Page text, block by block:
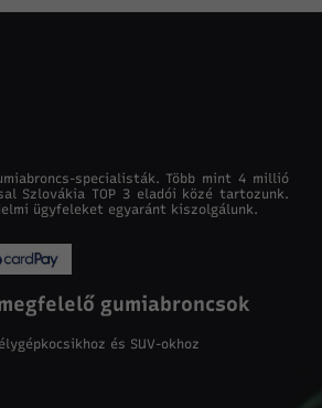
specialisták. Több mint 4 millió
Szlovákia TOP 3 eladói közé tartozunk.
ügyfeleket egyaránt kiszolgálunk.
gumiabroncsok
és SUV-okhoz